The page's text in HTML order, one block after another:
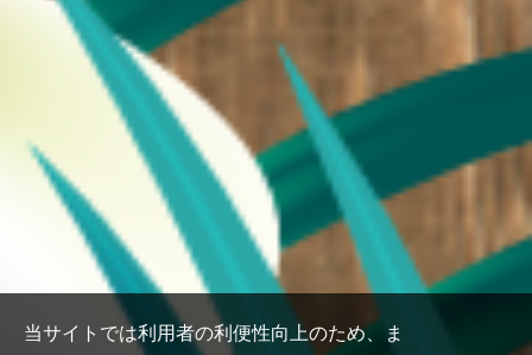
当サイトでは利用者の利便性向上のため、ま